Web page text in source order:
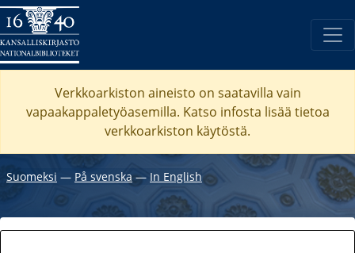
Verkkoarkiston aineisto on saatavilla vain
vapaakappaletyöasemilla. Katso infosta lisää tietoa
verkkoarkiston käytöstä.
Suomeksi ― På svenska― In English